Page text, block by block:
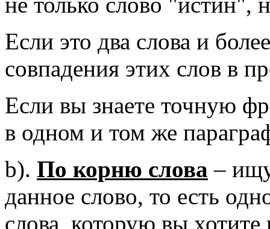
Если это два слова и
совпадения этих слов в
Если вы знаете точную
в одном и том же
b). По корню слова –
данное слово, то есть
слова, которую вы хотите